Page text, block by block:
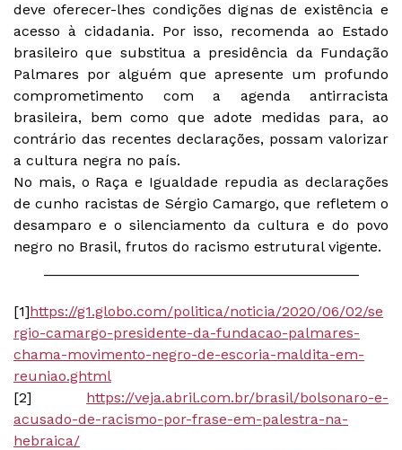
deve oferecer-lhes condições dignas de existência e
acesso à cidadania. Por isso, recomenda ao Estado
brasileiro que substitua a presidência da Fundação
Palmares por alguém que apresente um profundo
comprometimento com a agenda antirracista
brasileira, bem como que adote medidas para, ao
contrário das recentes declarações, possam valorizar
a cultura negra no país.
No mais, o Raça e Igualdade repudia as declarações
de cunho racistas de Sérgio Camargo, que refletem o
desamparo e o silenciamento da cultura e do povo
negro no Brasil, frutos do racismo estrutural vigente.
[1]https://g1.globo.com/politica/noticia/2020/06/02/se
rgio-camargo-presidente-da-fundacao-palmares-
chama-movimento-negro-de-escoria-maldita-em-
reuniao.ghtml
[2] https://veja.abril.com.br/brasil/bolsonaro-e-
acusado-de-racismo-por-frase-em-palestra-na-
hebraica/